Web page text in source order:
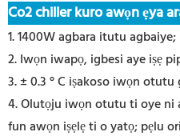
Co2 chiller kuro awọn ẹya
1. 1400W agbara itutu
2. Iwọn iwapọ, igbesi aye iṣẹ
3. ± 0.3 ° C iṣakoso iwọn otutu
4. Olutọju iwọn otutu ti oye ni
fun awọn iṣẹlẹ ti o yatọ; pẹlu